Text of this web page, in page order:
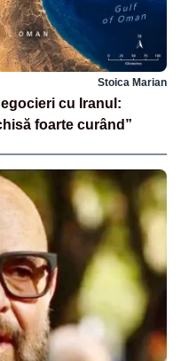
Stoica Marian
cu Iranul:
foarte curând”